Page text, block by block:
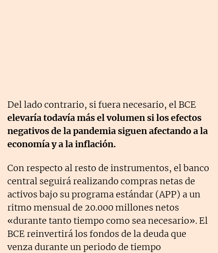
Del lado contrario, si fuera necesario, el BCE
elevaría todavía más el volumen si los efectos
negativos de la pandemia siguen afectando a la
economía y a la inflación.
Con respecto al resto de instrumentos, el banco
central seguirá realizando compras netas de
activos bajo su programa estándar (APP) a un
ritmo mensual de 20.000 millones netos
«durante tanto tiempo como sea necesario». El
BCE reinvertirá los fondos de la deuda que
venza durante un periodo de tiempo